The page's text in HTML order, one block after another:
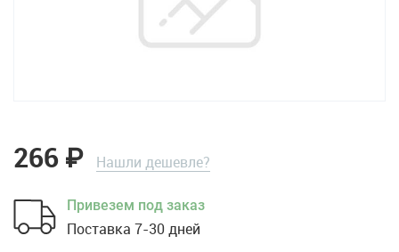
266₽ Нашли дешевле?
Привезем под заказ
Поставка 7-30 дней